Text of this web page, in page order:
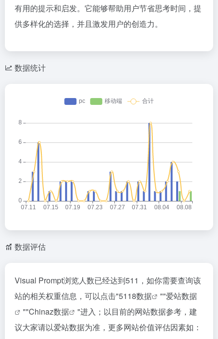
有用的提示和启发。它能够帮助用户节省思考时间，提
供多样化的选择，并且激发用户的创造力。
数据统计
数据评估
Visual Prompt浏览人数已经达到511，如你需要查询该
站的相关权重信息，可以点击"5118数据 ""爱站数据
""Chinaz数据
"进入；以目前的网站数据参考，建
议大家请以爱站数据为准，更多网站价值评估因素如：